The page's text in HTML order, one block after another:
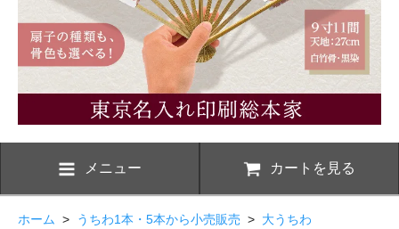
メニュー カートを見る
ホーム > うちわ1本・5本から小売販売 > 大うちわ